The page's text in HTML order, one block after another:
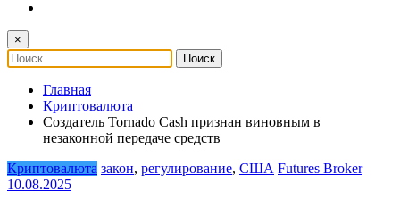
×
Главная
Криптовалюта
Создатель Tornado Cash признан виновным в
незаконной передаче средств
Криптовалюта закон, регулирование, США Futures Broker
10.08.2025